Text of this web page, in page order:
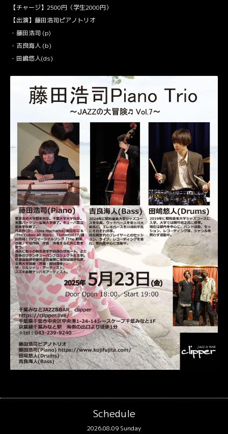
【チャージ】2500円（学生2000円）
【出演】藤田浩司ピアノトリオ
・藤田浩司 (p)
・吉良海人 (b)
・田嶋悠人(ds)
Schedule
2026.08.09 Sunday